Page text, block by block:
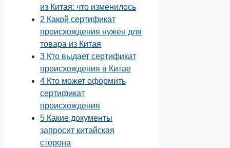
из Китая: что изменилось
2 Какой сертификат
происхождения нужен для
товара из Китая
3 Кто выдает сертификат
происхождения в Китае
4 Кто может оформить
сертификат
происхождения
5 Какие документы
запросит китайская
сторона